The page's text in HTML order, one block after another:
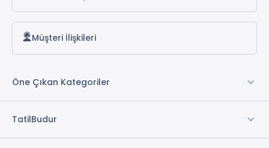
* ile işaretli özellikler ücretlidir.
Müşteri İlişkileri
Öne Çıkan Kategoriler
TatilBudur